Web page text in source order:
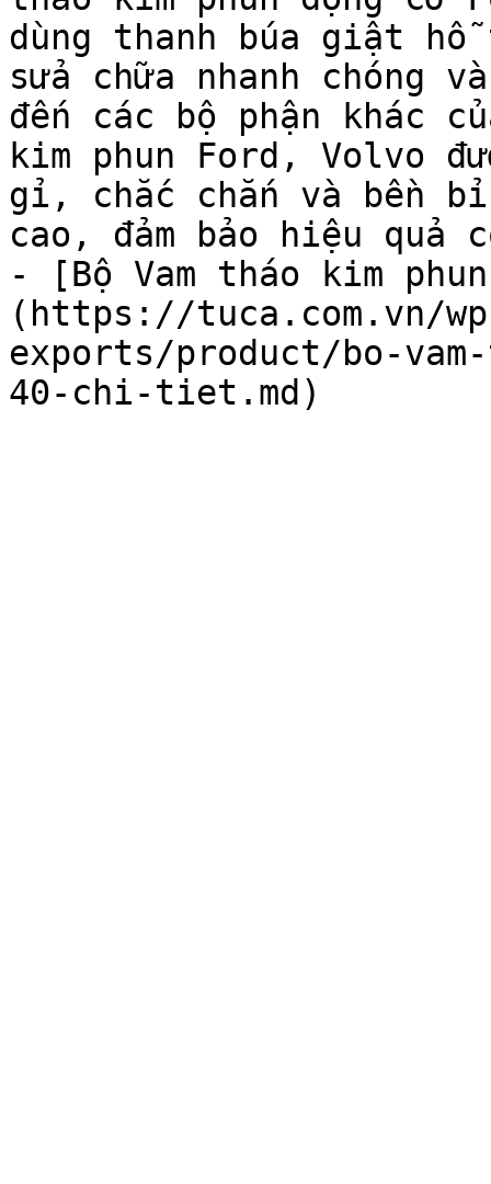
dùng thanh búa giật
sửa chữa nhanh chóng
đến các bộ phận khác
kim phun Ford, Volvo
gỉ, chắc chắn và bền bỉ
cao, đảm bảo hiệu quả
- [Bộ Vam tháo kim
(https://tuca.com.vn/
exports/product/bo-